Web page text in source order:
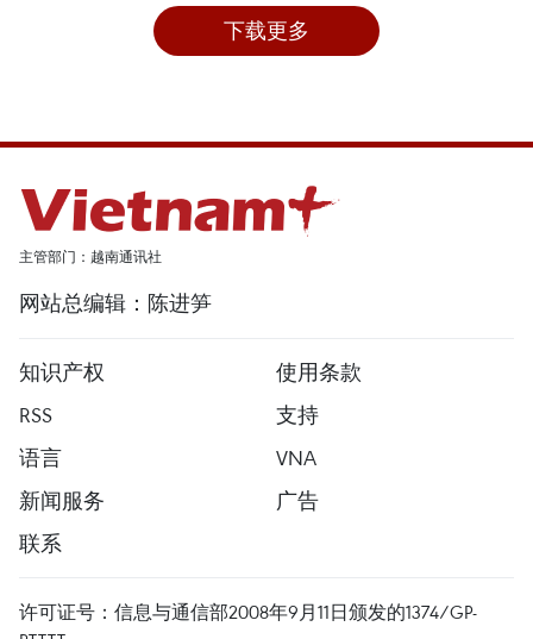
下载更多
主管部门：越南通讯社
网站总编辑：陈进笋
知识产权
使用条款
RSS
支持
语言
VNA
新闻服务
广告
联系
许可证号：信息与通信部2008年9月11日颁发的1374/GP-